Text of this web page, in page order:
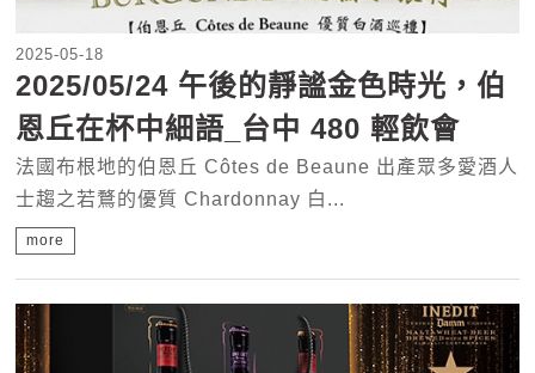
2025-05-18
2025/05/24 午後的靜謐金色時光，伯
恩丘在杯中細語_台中 480 輕飲會
法國布根地的伯恩丘 Côtes de Beaune 出產眾多愛酒人
士趨之若鶩的優質 Chardonnay 白...
more